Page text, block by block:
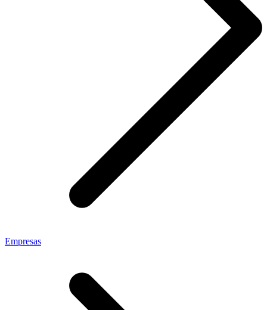
Empresas